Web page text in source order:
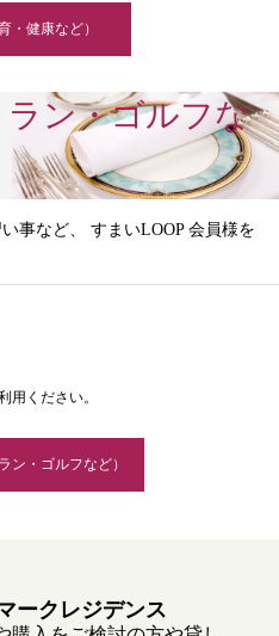
・健康など）
ン・ゴルフな
事など、 すまいLOOP 会員様を
用ください。
ン・ゴルフなど）
ークレジデンス